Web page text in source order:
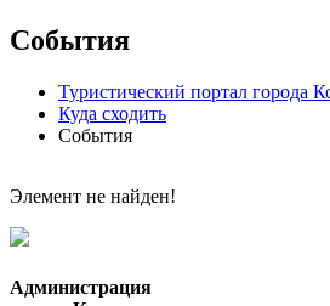
События
Туристический портал города
Куда сходить
События
Элемент не найден!
Администрация